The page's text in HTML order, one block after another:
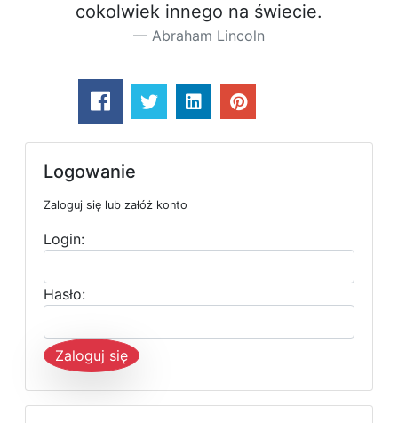
cokolwiek innego na świecie.
Abraham Lincoln
Logowanie
Zaloguj się lub załóż konto
Login:
Hasło:
Zaloguj się